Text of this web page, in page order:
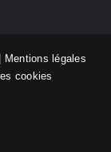
Mentions légales
cookies